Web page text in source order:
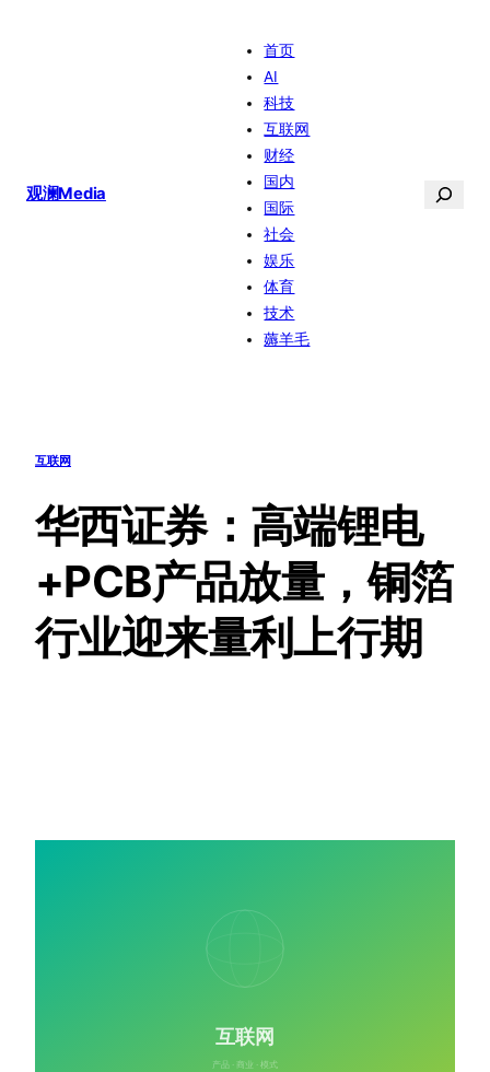
观澜Media
首页
AI
科技
互联网
财经
国内
国际
社会
娱乐
体育
技术
薅羊毛
搜
互联网
华西证券：高端锂电
+PCB产品放量，铜箔
行业迎来量利上行期